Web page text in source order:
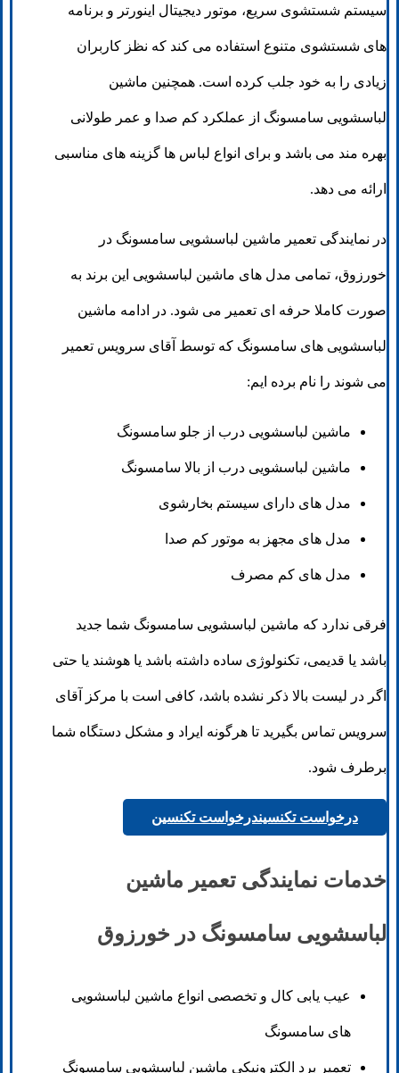
سیستم شستشوی سریع، موتور دیجیتال اینورتر و برنامه
های شستشوی متنوع استفاده می کند که نظز کاربران
زیادی را به خود جلب کرده است. همچنین ماشین
لباسشویی سامسونگ از عملکرد کم صدا و عمر طولانی
بهره مند می باشد و برای انواع لباس ها گزینه های مناسبی
ارائه می دهد.
در نمایندگی تعمیر ماشین لباسشویی سامسونگ در
خورزوق، تمامی مدل های ماشین لباسشویی این برند به
صورت کاملا حرفه ای تعمیر می شود. در ادامه ماشین
لباسشویی های سامسونگ که توسط آقای سرویس تعمیر
می شوند را نام برده ایم:
ماشین لباسشویی درب از جلو سامسونگ
ماشین لباسشویی درب از بالا سامسونگ
مدل های دارای سیستم بخارشوی
مدل های مجهز به موتور کم صدا
مدل های کم مصرف
فرقی ندارد که ماشین لباسشویی سامسونگ شما جدید
باشد یا قدیمی، تکنولوژی ساده داشته باشد یا هوشند یا حتی
اگر در لیست بالا ذکر نشده باشد، کافی است با مرکز آقای
سرویس تماس بگیرید تا هرگونه ایراد و مشکل دستگاه شما
برطرف شود.
درخواست تکنسیندرخواست تکنسین
خدمات نمایندگی تعمیر ماشین
لباسشویی سامسونگ در خورزوق
عیب یابی کال و تخصصی انواع ماشین لباسشویی
های سامسونگ
تعمیر برد الکترونیکی ماشین لباسشویی سامسونگ